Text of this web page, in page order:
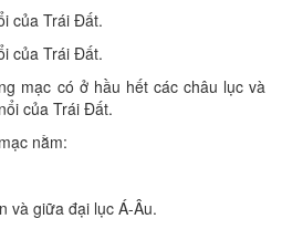
của Trái Đất.
của Trái Đất.
mạc có ở hầu hết các châu lục và
của Trái Đất.
nằm:
và giữa đại lục Á-Âu.